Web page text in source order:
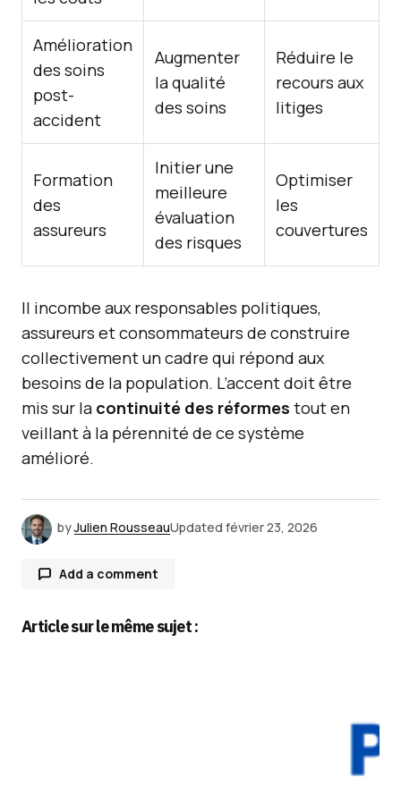
Amélioration
des soins
post-
accident
Augmenter
la qualité
des soins
Réduire le
recours aux
litiges
Formation
des
assureurs
Initier une
meilleure
évaluation
des risques
Optimiser
les
couvertures
Il incombe aux responsables politiques,
assureurs et consommateurs de construire
collectivement un cadre qui répond aux
besoins de la population. L’accent doit être
mis sur la continuité des réformes tout en
veillant à la pérennité de ce système
amélioré.
byJulien RousseauUpdated février 23, 2026
Add a comment
Article sur le même sujet :